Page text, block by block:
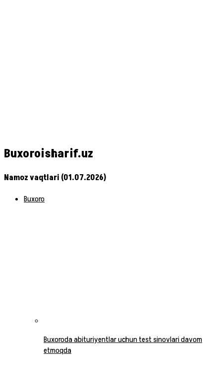
Buxoroisharif.uz
Namoz vaqtlari (01.07.2026)
Buxoro
Buxoroda abituriyentlar uchun test sinovlari davom
etmoqda